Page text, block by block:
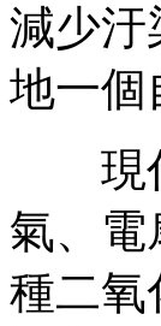
減少汙
地一個
現代
氣、電
種二氧